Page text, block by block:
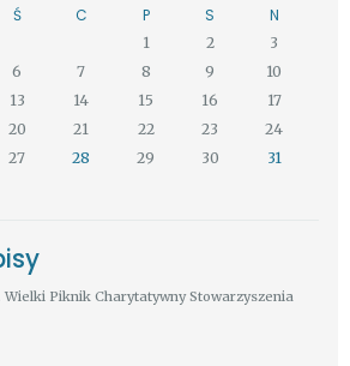
Ś C P S N
1 2
3
6 7 8 9
10
13 14 15 16
17
20 21 22 23
24
27 28 29 30
31
Wielki Piknik Charytatywny Stowarzyszenia